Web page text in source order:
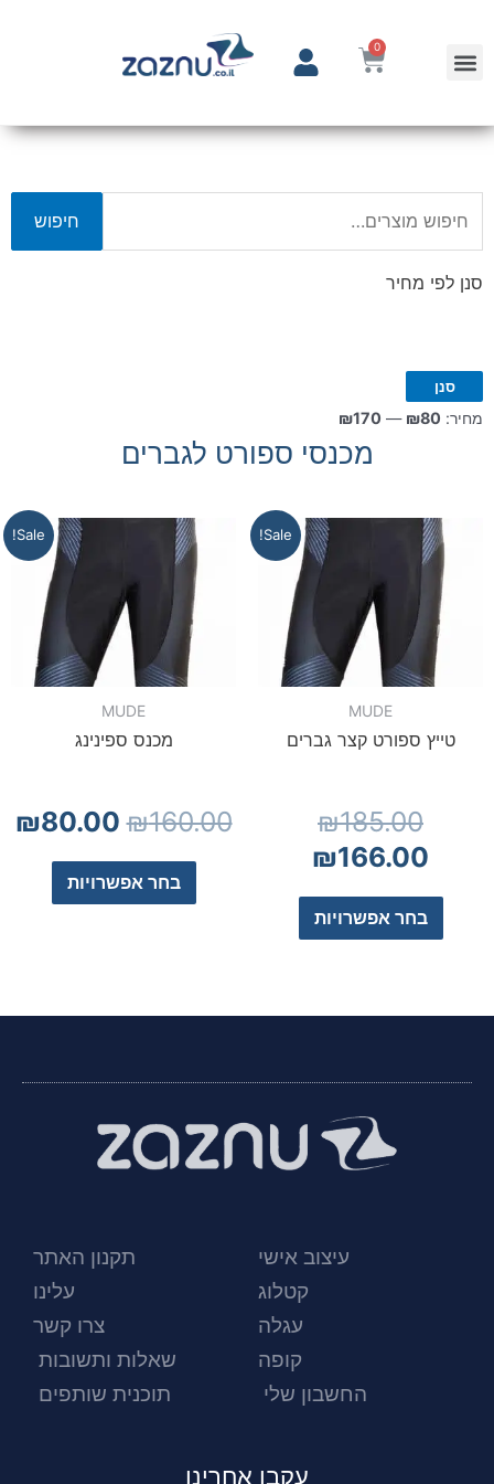
0
חיפוש
סנן לפי מחיר
סנן
מחיר: ₪80
—
₪170
מכנסי ספורט לגברים
Sale!
MUDE
טייץ ספורט קצר גברים
₪185.00
₪166.00
בחר אפשרויות
Sale!
MUDE
מכנס ספינינג
₪160.00
₪80.00
בחר אפשרויות
עיצוב אישי
קטלוג
עגלה
קופה
החשבון שלי
תקנון האתר
עלינו
צרו קשר
שאלות ותשובות
תוכנית שותפים
עקבו אחרינו